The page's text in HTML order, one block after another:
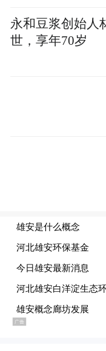
这些研究有望
规律，为未来人
提供至关重要
在材料科学领
永和豆浆创始人
世，享年70岁